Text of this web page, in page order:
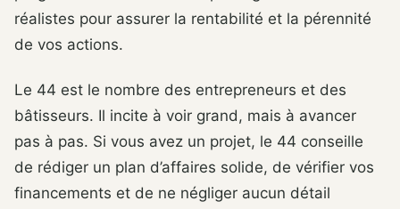
réalistes pour assurer la rentabilité et la pérennité
de vos actions.
Le 44 est le nombre des entrepreneurs et des
bâtisseurs. Il incite à voir grand, mais à avancer
pas à pas. Si vous avez un projet, le 44 conseille
de rédiger un plan d’affaires solide, de vérifier vos
financements et de ne négliger aucun détail